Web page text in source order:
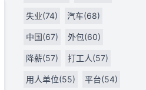
失业(74) 汽车(68)
中国(67) 外包(60)
降薪(57) 打工人(57)
用人单位(55) 平台(54)